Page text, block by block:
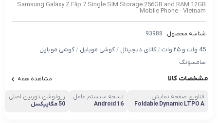
Samsung Galaxy Z Flip 7 Single SIM Storage 256GB and RAM 12GB
Mobile Phone - Vietnam
شناسه محصول: 93988
45 وات و ۲۵ وات /کالای دیجیتال /گوشی موبایل /گوشی موبایل
سامسونگ
مشخصات کالا مشاهده همه
فناوری صفحه‌ نمایش
Foldable Dynamic LTPO A
نسخه سیستم عامل
Android 16
رزولوشن دوربین اصلی
50 مگاپیکسل